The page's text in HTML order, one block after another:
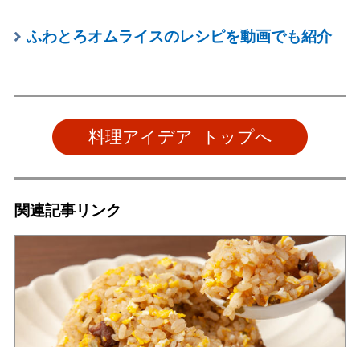
ふわとろオムライスのレシピを動画でも紹介
料理アイデア トップへ
関連記事リンク